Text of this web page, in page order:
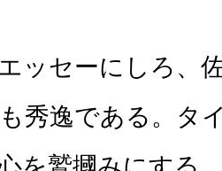
ッセーにしろ、
秀逸である。タ